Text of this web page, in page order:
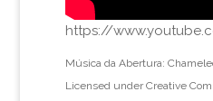
https://
Música da Abertura:
Licensed under Creative